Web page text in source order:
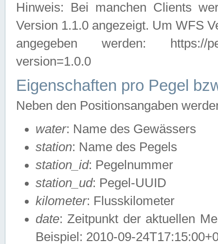
Hinweis: Bei manchen Clients
Version 1.1.0 angezeigt. Um WFS
angegeben werden: https://
version=1.0.0
Eigenschaften pro Pegel
Neben den Positionsangaben
water: Name des Gewässers
station: Name des Pegels
station_id: Pegelnummer
station_ud: Pegel-UUID
kilometer: Flusskilometer
date: Zeitpunkt der aktuellen
Beispiel: 2010-09-